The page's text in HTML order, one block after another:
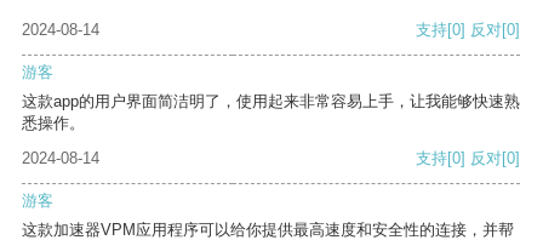
2024-08-14 支持[0] 反对[0]
游客
这款app的用户界面简洁明了，使用起来非常容易上手，让我能够快速熟
悉操作。
2024-08-14
支持[0] 反对[0]
游客
这款加速器VPM应用程序可以给你提供最高速度和安全性的连接，并帮